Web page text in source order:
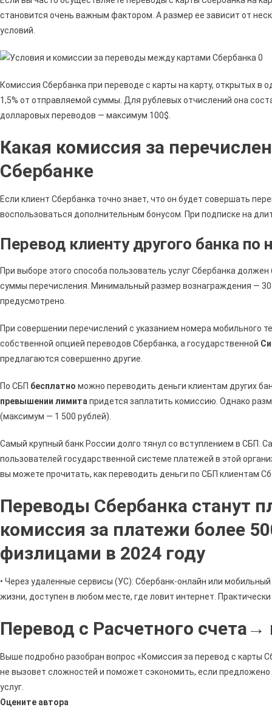
становится очень важным фактором. А размер ее зависит от
условий.
Комиссия Сбербанка при переводе с карты на карту, открытых в
1,5% от отправляемой суммы. Для рублевых отчислений она
долларовых переводов — максимум 100$.
Какая комиссия за
Сбербанке
Если клиент Сбербанка точно знает, что он будет совершать
воспользоваться дополнительным бонусом. При подписке на
Перевод клиенту другого банка по
При выборе этого способа пользователь услуг Сбербанка
суммы перечисления. Минимальный размер вознаграждения —
предусмотрено.
При совершении перечислений с указанием номера мобильного
собственной опцией переводов Сбербанка, а государственной
предлагаются совершенно другие.
По СБП бесплатно можно переводить деньги клиентам других
превышении лимита придется заплатить комиссию. Однако
(максимум — 1 500 рублей).
Самый крупный банк России долго тянул со вступлением в СБП.
пользователей государственной системе платежей в этой
вы можете прочитать, как переводить деньги по СБП клиентам
Переводы Сбербанка станут
комиссия за платежи более
физлицами в 2024 году
• Через удаленные сервисы (УС): Сбербанк-онлайн или
жизни, доступен в любом месте, где ловит интернет.
Перевод с Расчетного
Выше подробно разобран вопрос «Комиссия за перевод с карты
не вызовет сложностей и поможет сэкономить, если
услуг.
Оцените автора